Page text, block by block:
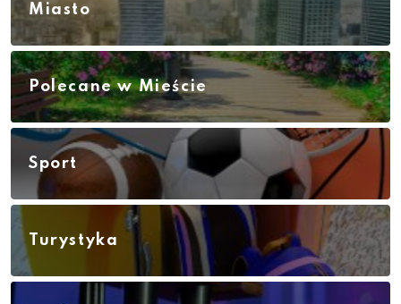
Miasto
Polecane w Mieście
Sport
Turystyka